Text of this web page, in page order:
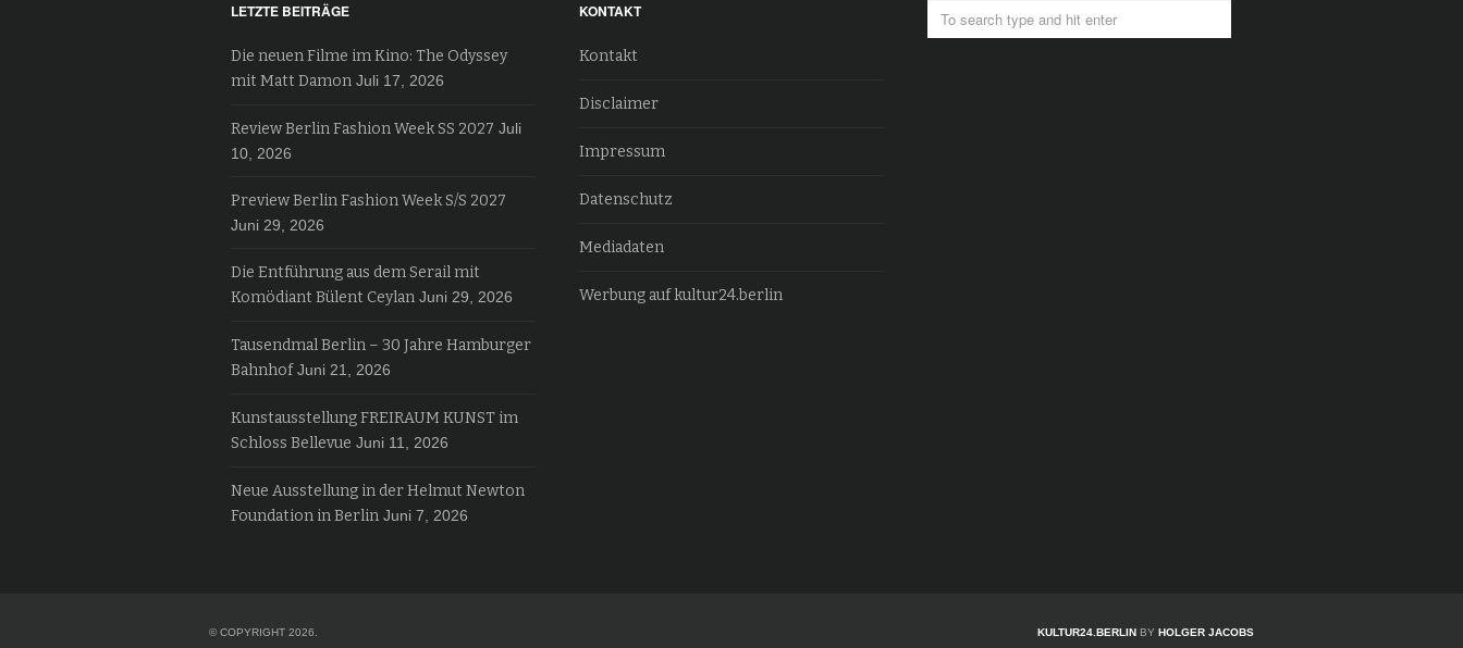
LETZTE BEITRÄGE
Die neuen Filme im Kino: The Odyssey
mit Matt Damon Juli 17, 2026
Review Berlin Fashion Week SS 2027 Juli
10, 2026
Preview Berlin Fashion Week S/S 2027
Juni 29, 2026
Die Entführung aus dem Serail mit
Komödiant Bülent Ceylan Juni 29, 2026
Tausendmal Berlin – 30 Jahre Hamburger
Bahnhof Juni 21, 2026
Kunstausstellung FREIRAUM KUNST im
Schloss Bellevue Juni 11, 2026
Neue Ausstellung in der Helmut Newton
Foundation in Berlin Juni 7, 2026
KONTAKT
Kontakt
Disclaimer
Impressum
Datenschutz
Mediadaten
Werbung auf kultur24.berlin
© COPYRIGHT 2026. KULTUR24.BERLIN BY HOLGER JACOBS